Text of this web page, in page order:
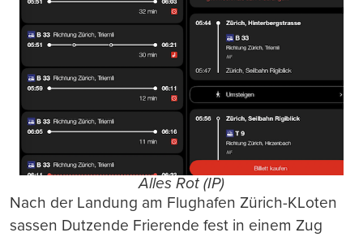
Alles Rot (IP)
Nach der Landung am Flughafen Zürich-KLoten
sassen Dutzende Frierende fest in einem Zug